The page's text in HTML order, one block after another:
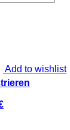
Add to wishlist